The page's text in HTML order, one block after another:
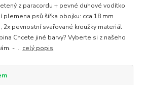
z paracordu + pevné duhové vodítko
psů šířka obojku: cca 18 mm
pevnostní svařované kroužky materiál
Chcete jiné barvy? Vyberte si z našeho
- ... celý popis